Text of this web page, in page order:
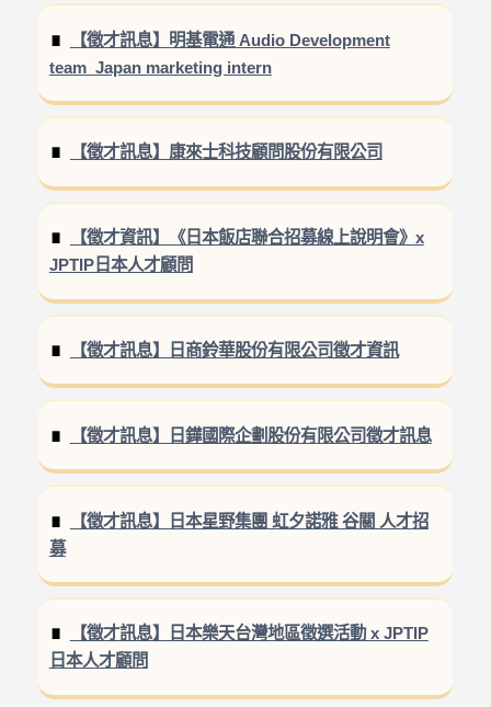
【徵才訊息】明基電通 Audio Development
team_Japan marketing intern
【徵才訊息】康來士科技顧問股份有限公司
【徵才資訊】《日本飯店聯合招募線上說明會》x
JPTIP日本人才顧問
【徵才訊息】日商鈴華股份有限公司徵才資訊
【徵才訊息】日鏵國際企劃股份有限公司徵才訊息
【徵才訊息】日本星野集團 虹夕諾雅 谷關 人才招
募
【徵才訊息】日本樂天台灣地區徵選活動 x JPTIP
日本人才顧問